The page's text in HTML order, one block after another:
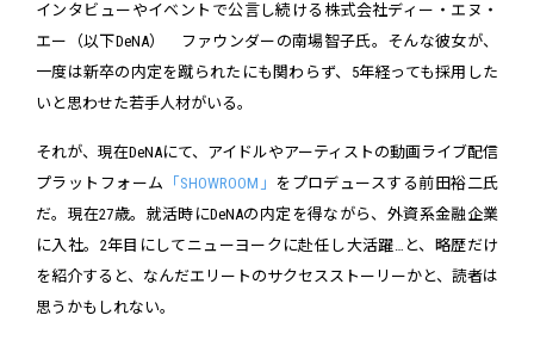
インタビューやイベントで公言し続ける株式会社ディー・エヌ・
エー（以下DeNA） ファウンダーの南場智子氏。そんな彼女が、
一度は新卒の内定を蹴られたにも関わらず、5年経っても採用した
いと思わせた若手人材がいる。
それが、現在DeNAにて、アイドルやアーティストの動画ライブ配信
プラットフォーム
「SHOWROOM」 をプロデュースする前田裕二氏
だ。現在27歳。就活時にDeNAの内定を得ながら、外資系金融企業
に入社。2年目にしてニューヨークに赴任し大活躍…と、略歴だけ
を紹介すると、なんだエリートのサクセスストーリーかと、読者は
思うかもしれない。